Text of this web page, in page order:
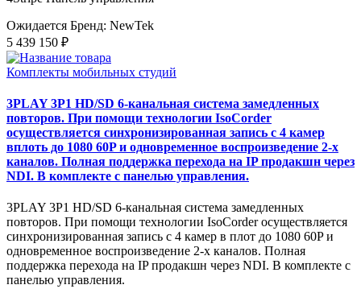
Ожидается Бренд: NewTek
5 439 150 ₽
Комплекты мобильных студий
3PLAY 3P1 HD/SD 6-канальная система замедленных
повторов. При помощи технологии IsoCorder
осуществляется синхронизированная запись с 4 камер
вплоть до 1080 60P и одновременное воспроизведение 2-х
каналов. Полная поддержка перехода на IP продакшн через
NDI. В комплекте с панелью управления.
3PLAY 3P1 HD/SD 6-канальная система замедленных
повторов. При помощи технологии IsoCorder осуществляется
синхронизированная запись с 4 камер в плот до 1080 60P и
одновременное воспроизведение 2-х каналов. Полная
поддержка перехода на IP продакшн через NDI. В комплекте с
панелью управления.